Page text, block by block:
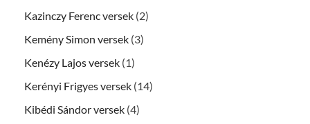
Kazinczy Ferenc versek (2)
Kemény Simon versek (3)
Kenézy Lajos versek (1)
Kerényi Frigyes versek (14)
Kibédi Sándor versek (4)